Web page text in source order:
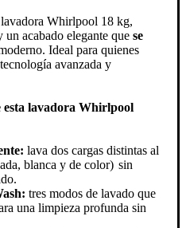
Whirlpool 18 kg,
acabado elegante que se
Ideal para quienes
avanzada y
esta lavadora Whirlpool
lava dos cargas distintas al
blanca y de color) sin
tres modos de lavado que
una limpieza profunda sin